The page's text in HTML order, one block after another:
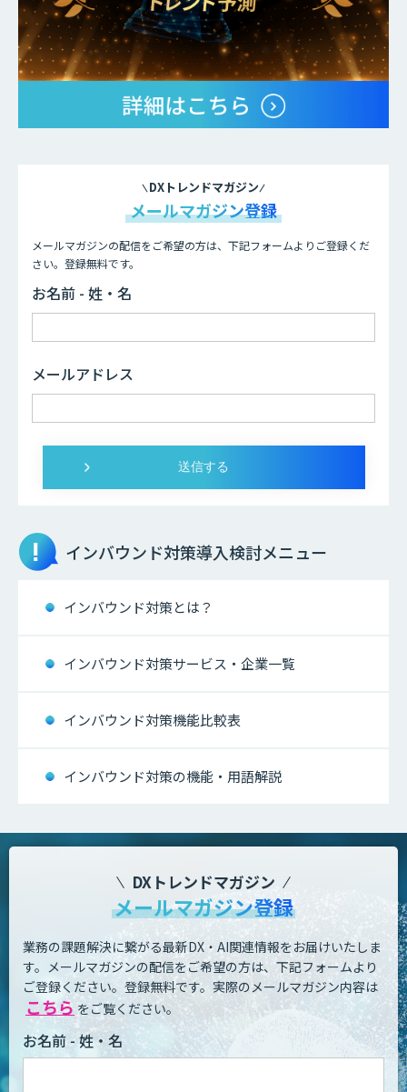
DXトレンドマガジン
メールマガジン登録
メールマガジンの配信をご希望の方は、下記フォームよりご登録くだ
さい。登録無料です。
お名前 - 姓・名
メールアドレス
インバウンド対策導入検討メニュー
インバウンド対策とは？
インバウンド対策サービス・企業一覧
インバウンド対策機能比較表
インバウンド対策の機能・用語解説
DXトレンドマガジン
メールマガジン登録
業務の課題解決に繋がる最新DX・AI関連情報をお届けいたしま
す。 メールマガジンの配信をご希望の方は、下記フォームより
ご登録ください。登録無料です。 実際のメールマガジン内容は
こちら をご覧ください。
お名前 - 姓・名